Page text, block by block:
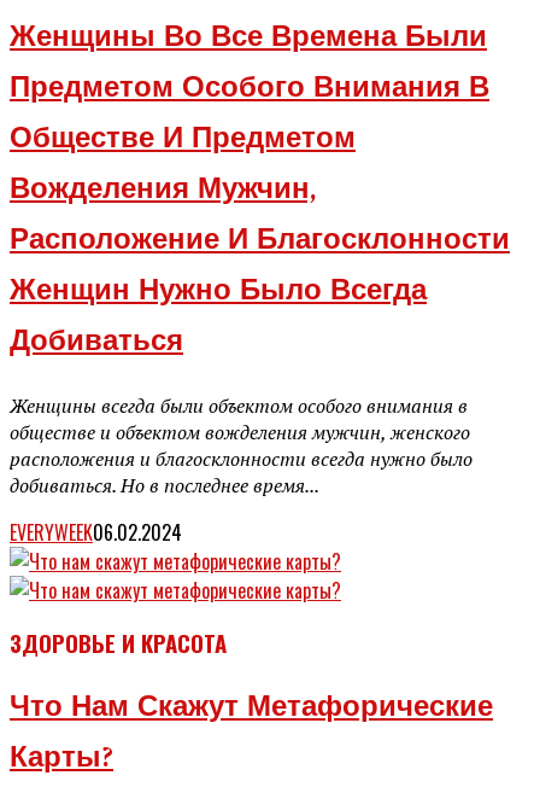
Женщины Во Все Времена Были
Предметом Особого Внимания В
Обществе И Предметом
Вожделения Мужчин,
Расположение И Благосклонности
Женщин Нужно Было Всегда
Добиваться
Женщины всегда были объектом особого внимания в
обществе и объектом вожделения мужчин, женского
расположения и благосклонности всегда нужно было
добиваться. Но в последнее время...
EVERYWEEK06.02.2024
ЗДОРОВЬЕ И КРАСОТА
Что Нам Скажут Метафорические
Карты?